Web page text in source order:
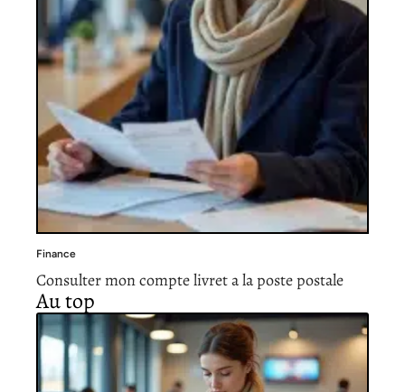
Finance
Consulter mon compte livret a la poste postale
Au top